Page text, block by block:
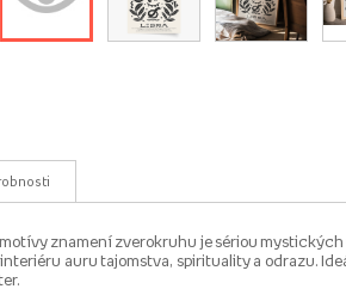
znamení zverokruhu je sériou
auru tajomstva, spirituality a odrazu.